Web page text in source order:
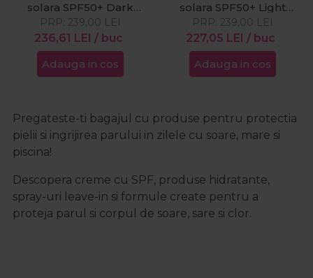
solara SPF50+ Dark
50ml
236,61 LEI / buc
PRP: 239,00 LEI
Adauga in cos
solara SPF50+ Light
50ml
227,05 LEI / buc
PRP: 239,00 LEI
Adauga in cos
Pregateste-ti bagajul cu produse pentru protectia
pielii si ingrijirea parului in zilele cu soare, mare si
piscina!
Descopera creme cu SPF, produse hidratante,
spray-uri leave-in si formule create pentru a
proteja parul si corpul de soare, sare si clor.